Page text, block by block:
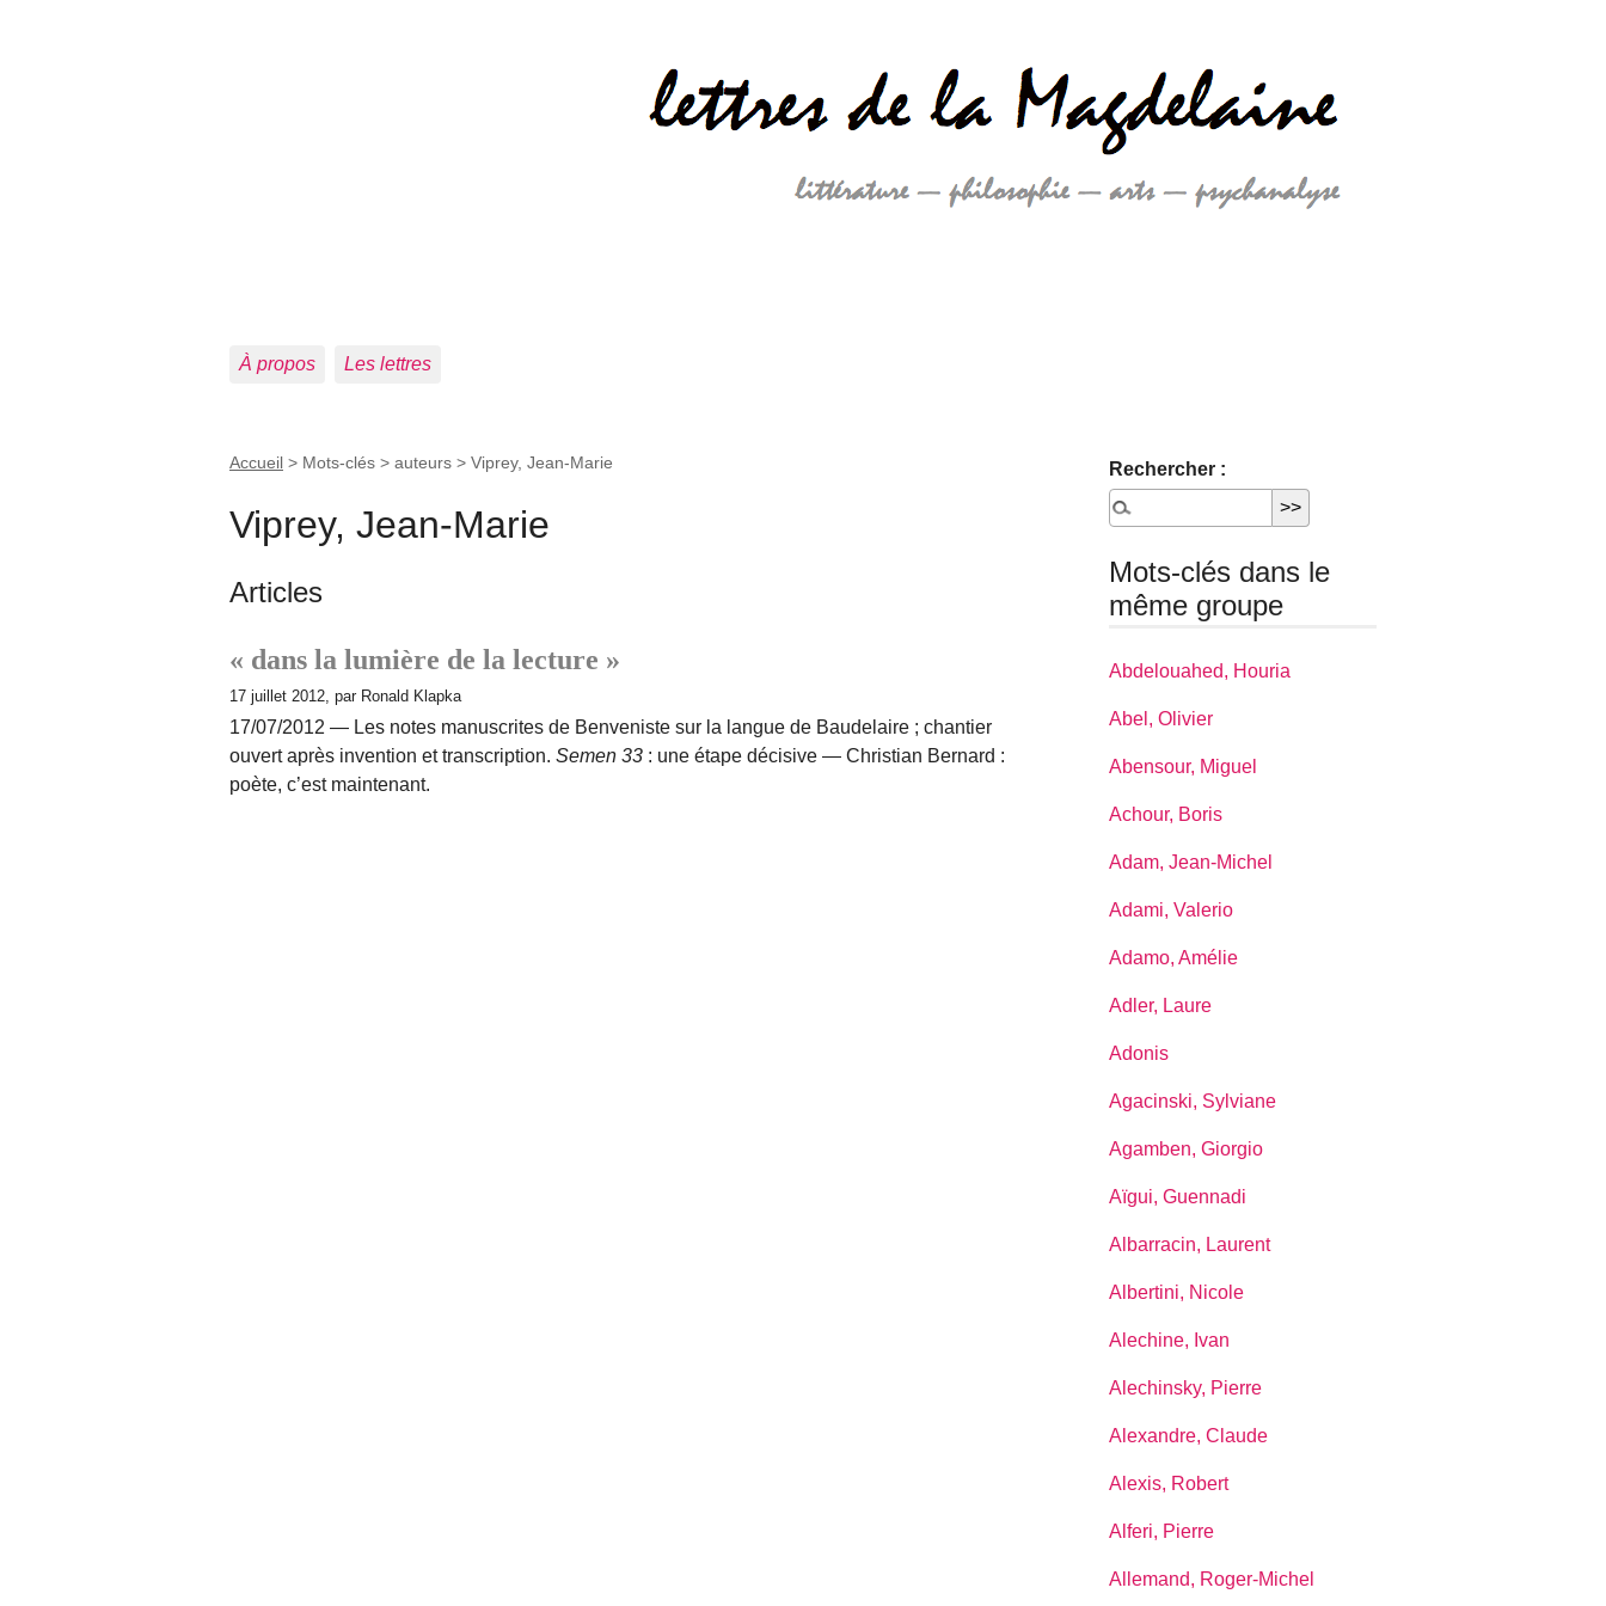
À propos Les lettres
Accueil > Mots-clés > auteurs > Viprey, Jean-Marie
Viprey, Jean-Marie
Articles
« dans la lumière de la lecture »
17 juillet 2012, par Ronald Klapka
17/07/2012 — Les notes manuscrites de Benveniste sur la langue de Baudelaire ; chantier
ouvert après invention et transcription. Semen 33 : une étape décisive — Christian Bernard :
poète, c’est maintenant.
Rechercher :
Mots-clés dans le
même groupe
Abdelouahed, Houria
Abel, Olivier
Abensour, Miguel
Achour, Boris
Adam, Jean-Michel
Adami, Valerio
Adamo, Amélie
Adler, Laure
Adonis
Agacinski, Sylviane
Agamben, Giorgio
Aïgui, Guennadi
Albarracin, Laurent
Albertini, Nicole
Alechine, Ivan
Alechinsky, Pierre
Alexandre, Claude
Alexis, Robert
Alferi, Pierre
Allemand, Roger-Michel